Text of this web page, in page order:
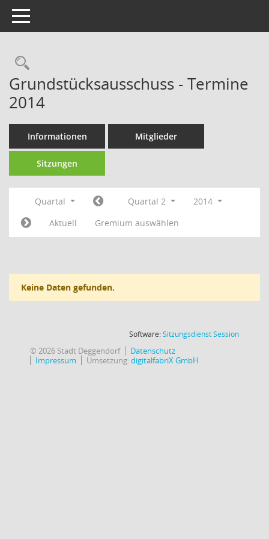
Toggle navigation
Rechercheauswahl
Grundstücksausschuss - Termine
2014
Informationen Mitglieder
Sitzungen
Quartal Quartal 2
2014
Aktuell
Gremium auswählen
Keine Daten gefunden.
Software:SitzungsdienstSession(Wird in
© 2026 Stadt Deggendorf
Datenschutz
Impressum
Umsetzung:digitalfabriX GmbH